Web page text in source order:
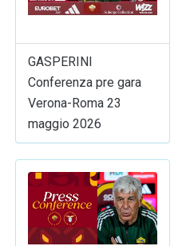
GASPERINI
Conferenza pre gara
Verona-Roma 23
maggio 2026